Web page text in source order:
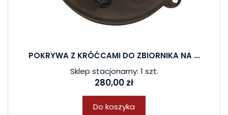
POKRYWA Z KRÓĆCAMI DO ZBIORNIKA NA ...
Sklep stacjonarny: 1 szt.
280,00 zł
Do koszyka